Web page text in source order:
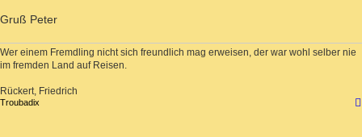
Gruß Peter
Wer einem Fremdling nicht sich freundlich mag erweisen, der war wohl selber nie
im fremden Land auf Reisen.
Rückert, Friedrich
Troubadix